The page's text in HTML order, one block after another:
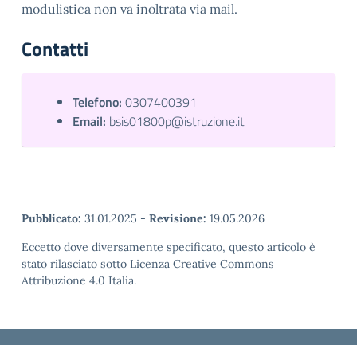
modulistica non va inoltrata via mail.
Contatti
Telefono: 0307400391
Email: bsis01800p@istruzione.it
Pubblicato: 31.01.2025 - Revisione: 19.05.2026
Eccetto dove diversamente specificato, questo articolo è
stato rilasciato sotto Licenza Creative Commons
Attribuzione 4.0 Italia.